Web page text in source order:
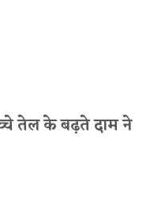
तेल के बढ़ते दाम ने